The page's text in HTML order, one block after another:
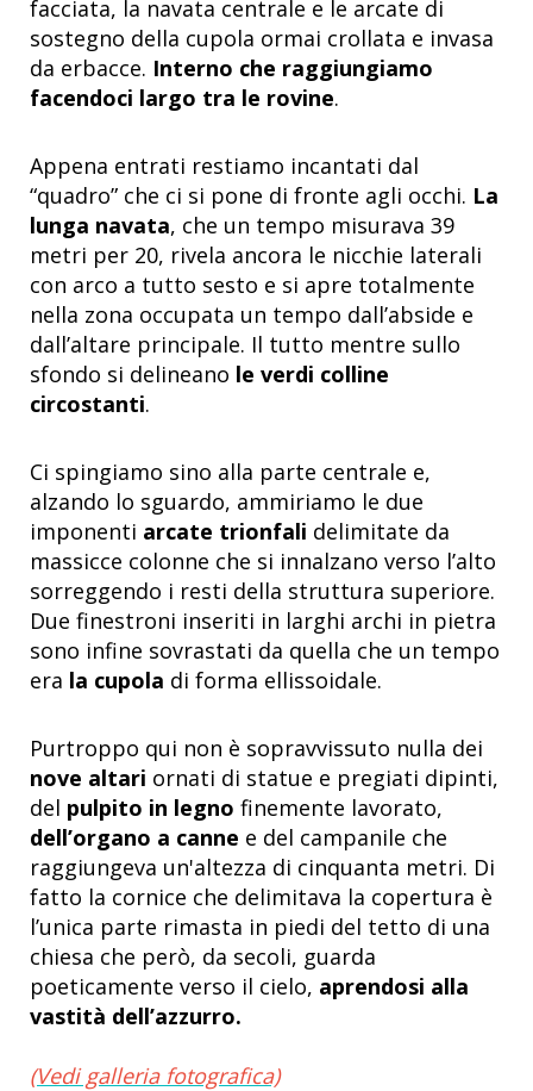
facciata, la navata centrale e le arcate di
sostegno della cupola ormai crollata e invasa
da erbacce. Interno che raggiungiamo
facendoci largo tra le rovine.
Appena entrati restiamo incantati dal
“quadro” che ci si pone di fronte agli occhi. La
lunga navata, che un tempo misurava 39
metri per 20, rivela ancora le nicchie laterali
con arco a tutto sesto e si apre totalmente
nella zona occupata un tempo dall’abside e
dall’altare principale. Il tutto mentre sullo
sfondo si delineano le verdi colline
circostanti.
Ci spingiamo sino alla parte centrale e,
alzando lo sguardo, ammiriamo le due
imponenti arcate trionfali delimitate da
massicce colonne che si innalzano verso l’alto
sorreggendo i resti della struttura superiore.
Due finestroni inseriti in larghi archi in pietra
sono infine sovrastati da quella che un tempo
era la cupola di forma ellissoidale.
Purtroppo qui non è sopravvissuto nulla dei
nove altari ornati di statue e pregiati dipinti,
del pulpito in legno finemente lavorato,
dell’organo a canne e del campanile che
raggiungeva un'altezza di cinquanta metri. Di
fatto la cornice che delimitava la copertura è
l’unica parte rimasta in piedi del tetto di una
chiesa che però, da secoli, guarda
poeticamente verso il cielo, aprendosi alla
vastità dell’azzurro.
(Vedi galleria fotografica)